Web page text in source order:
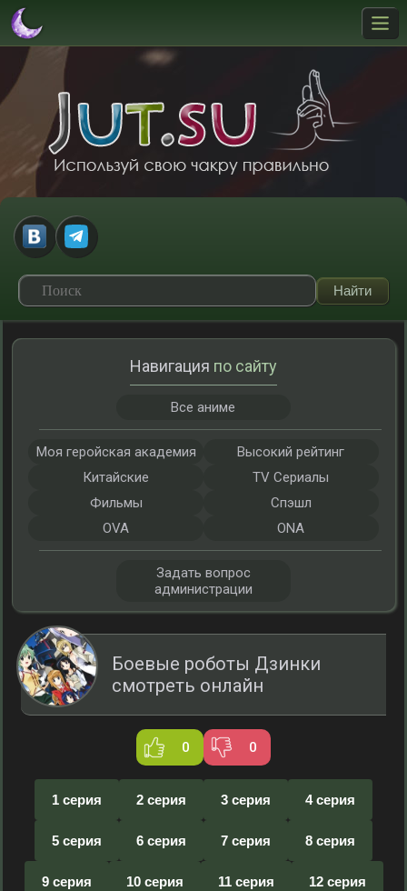
Боевые роботы Дзинки
смотреть онлайн
0 0
1 серия 2 серия 3 серия 4 серия
5 серия 6 серия 7 серия 8 серия
9 серия 10 серия 11 серия 12 серия
Навигация по сайту
Все аниме
Моя геройская академия
Высокий рейтинг
Китайские
TV Сериалы
Фильмы
Спэшл
OVA
ONA
Задать вопрос
администрации